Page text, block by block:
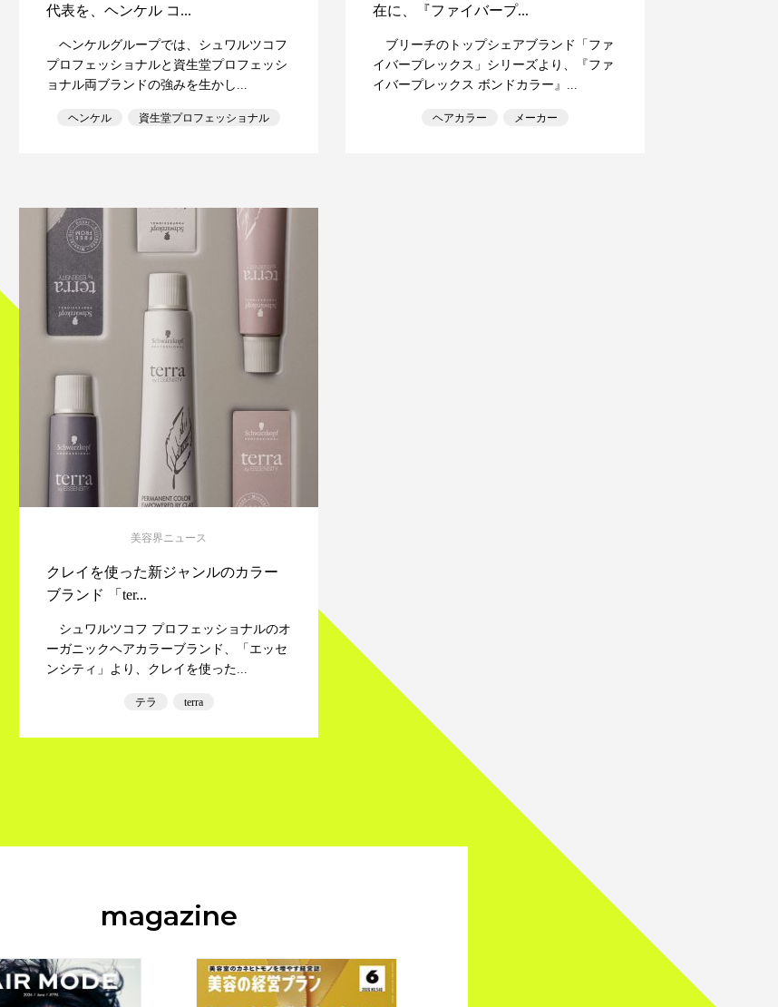
代表を、ヘンケル コ...
ヘンケルグループでは、シュワルツコフ
プロフェッショナルと資生堂プロフェッシ
ョナル両ブランドの強みを生かし...
ヘンケル 資生堂プロフェッショナル
在に、『ファイバープ...
ブリーチのトップシェアブランド「ファ
イバープレックス」シリーズより、『ファ
イバープレックス ボンドカラー』...
ヘアカラー メーカー
美容界ニュース
クレイを使った新ジャンルのカラー
ブランド 「ter...
シュワルツコフ プロフェッショナルのオ
ーガニックヘアカラーブランド、「エッセ
ンシティ」より、クレイを使った...
テラ terra
magazine